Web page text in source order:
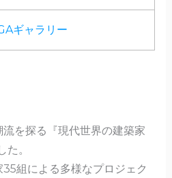
ギャラリー
を探る『現代世界の建築家
。
組による多様なプロジェク